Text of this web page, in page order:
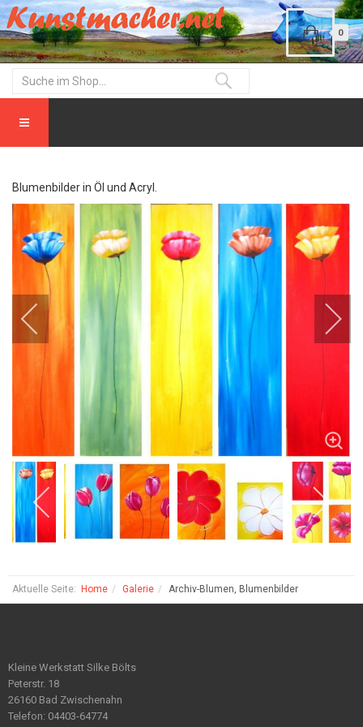
0
Blumenbilder in Öl und Acryl.
Aktuelle Seite: Home Galerie Archiv-Blumen, Blumenbilder
Kleine Werkstatt Silke Bölts
Peterstr. 18
26160 Bad Zwischenahn
Telefon: 04403-64774